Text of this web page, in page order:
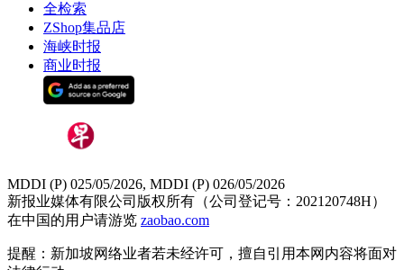
全检索
ZShop集品店
海峡时报
商业时报
MDDI (P) 025/05/2026, MDDI (P) 026/05/2026
新报业媒体有限公司版权所有（公司登记号：202120748H）
在中国的用户请游览 zaobao.com
提醒：新加坡网络业者若未经许可，擅自引用本网内容将面对